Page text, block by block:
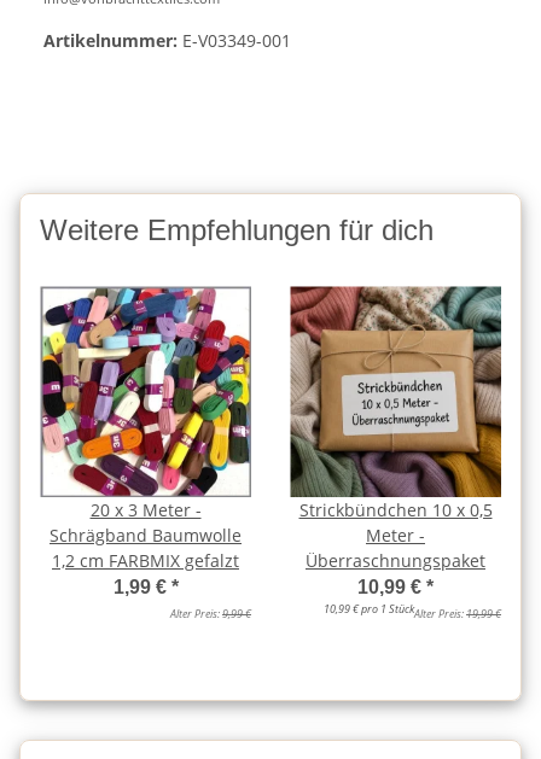
Artikelnummer: E-V03349-001
Weitere Empfehlungen für dich
20 x 3 Meter -
Schrägband Baumwolle
1,2 cm FARBMIX gefalzt
1,99 € *
Alter Preis:9,99 €
Strickbündchen 10 x 0,5
Meter -
Überraschnungspaket
10,99 € *
10,99 € pro 1 StückAlter Preis:19,99 €